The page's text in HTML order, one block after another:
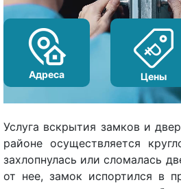
Адреса Цены
Услуга вскрытия замков и
районе осуществляется
захлопнулась или сломалась
от нее, замок испортился в